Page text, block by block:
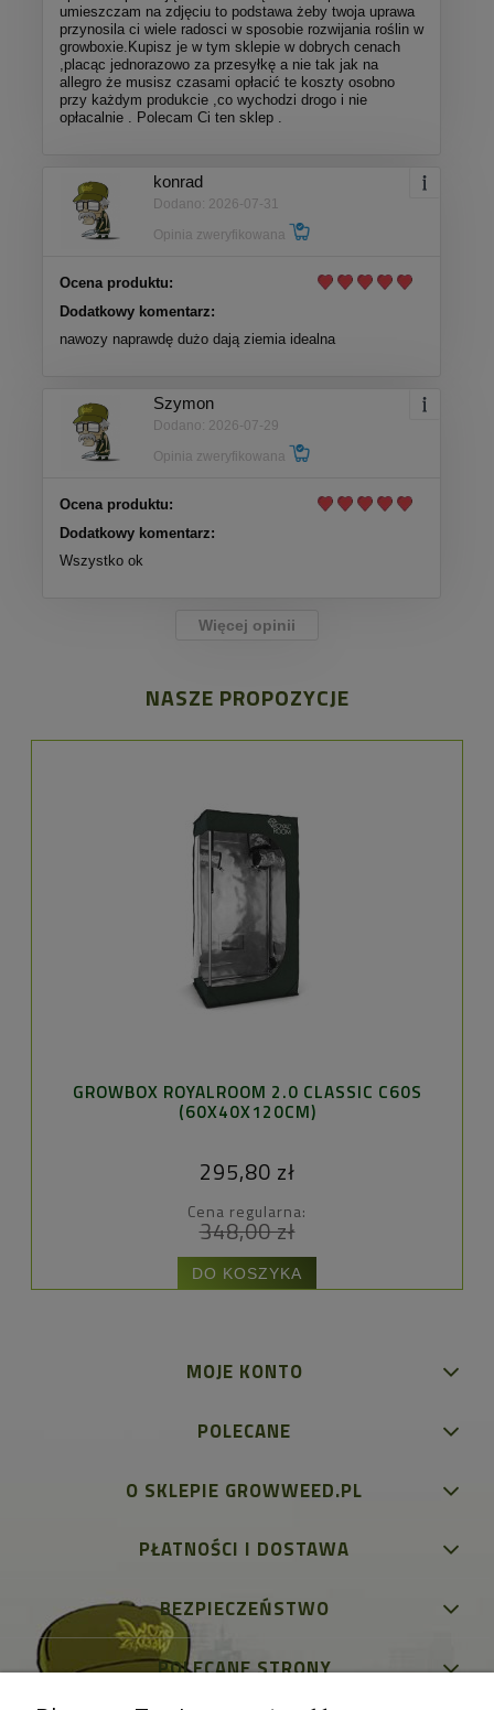
umieszczam na zdjęciu to podstawa żeby twoja uprawa
przynosila ci wiele radosci w sposobie rozwijania roślin w
growboxie.Kupisz je w tym sklepie w dobrych cenach
,placąc jednorazowo za przesyłkę a nie tak jak na
allegro że musisz czasami opłacić te koszty osobno
przy każdym produkcie ,co wychodzi drogo i nie
opłacalnie . Polecam Ci ten sklep .
konrad
Dodano: 2026-07-31
Opinia zweryfikowana
Ocena produktu:
Dodatkowy komentarz:
nawozy naprawdę dużo dają ziemia idealna
Szymon
Dodano: 2026-07-29
Opinia zweryfikowana
Ocena produktu:
Dodatkowy komentarz:
Wszystko ok
Więcej opinii
NASZE PROPOZYCJE
GROWBOX ROYALROOM 2.0 CLASSIC C60S
(60X40X120CM)
295,80 zł
Cena regularna:
348,00 zł
DO KOSZYKA
MOJE KONTO
POLECANE
O SKLEPIE GROWWEED.PL
PŁATNOŚCI I DOSTAWA
BEZPIECZEŃSTWO
POLECANE STRONY